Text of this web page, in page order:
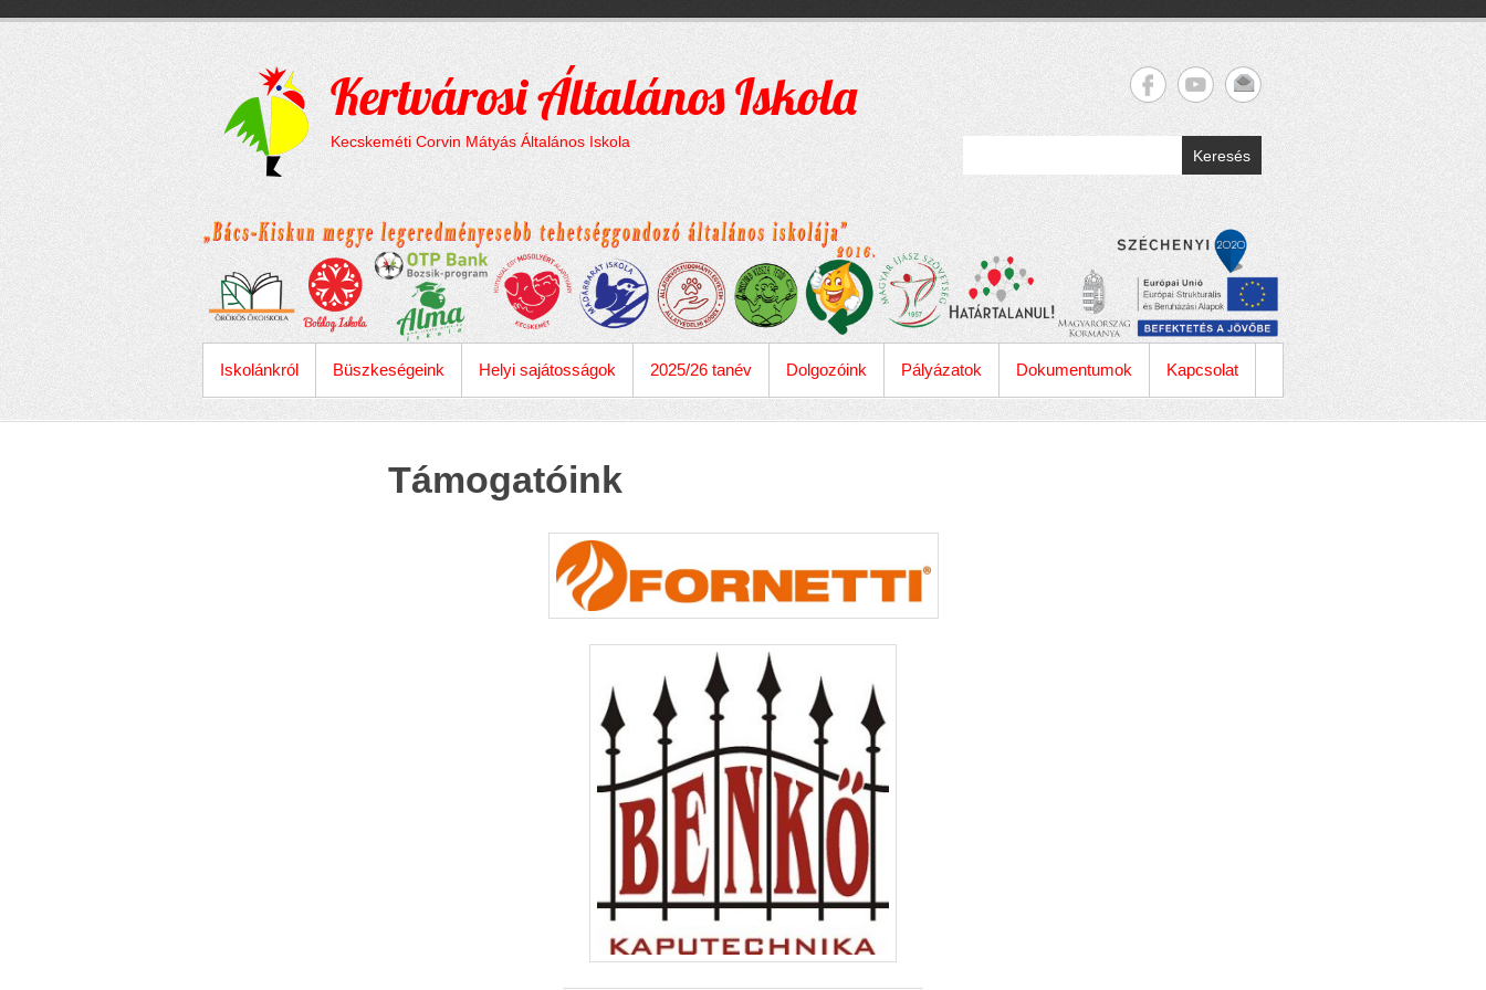
content
Kertvárosi Általános Iskola
Kecskeméti Corvin Mátyás Általános Iskola
Keresés
ELSŐDLEGES MENÜ
Iskolánkról Büszkeségeink Helyi sajátosságok 2025/26 tanév Dolgozóink Pályázatok Dokumentumok Kapcsolat
Támogatóink